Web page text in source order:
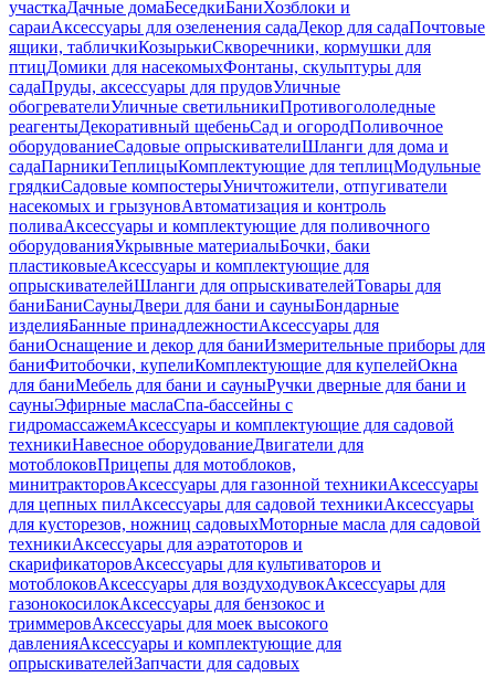
участкаДачные домаБеседкиБаниХозблоки и
сараиАксессуары для озеленения садаДекор для садаПочтовые
ящики, табличкиКозырькиСкворечники, кормушки для
птицДомики для насекомыхФонтаны, скульптуры для
садаПруды, аксессуары для прудовУличные
обогревателиУличные светильникиПротивогололедные
реагентыДекоративный щебеньСад и огородПоливочное
оборудованиеСадовые опрыскивателиШланги для дома и
садаПарникиТеплицыКомплектующие для теплицМодульные
грядкиСадовые компостерыУничтожители, отпугиватели
насекомых и грызуновАвтоматизация и контроль
поливаАксессуары и комплектующие для поливочного
оборудованияУкрывные материалыБочки, баки
пластиковыеАксессуары и комплектующие для
опрыскивателейШланги для опрыскивателейТовары для
баниБаниСауныДвери для бани и сауныБондарные
изделияБанные принадлежностиАксессуары для
баниОснащение и декор для баниИзмерительные приборы для
баниФитобочки, купелиКомплектующие для купелейОкна
для баниМебель для бани и сауныРучки дверные для бани и
сауныЭфирные маслаСпа-бассейны с
гидромассажемАксессуары и комплектующие для садовой
техникиНавесное оборудованиеДвигатели для
мотоблоковПрицепы для мотоблоков,
минитракторовАксессуары для газонной техникиАксессуары
для цепных пилАксессуары для садовой техникиАксессуары
для кусторезов, ножниц садовыхМоторные масла для садовой
техникиАксессуары для аэратоторов и
скарификаторовАксессуары для культиваторов и
мотоблоковАксессуары для воздуходувокАксессуары для
газонокосилокАксессуары для бензокос и
триммеровАксессуары для моек высокого
давленияАксессуары и комплектующие для
опрыскивателейЗапчасти для садовых